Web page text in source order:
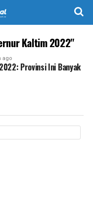
Kaltim 2022"
ago
Provinsi Ini Banyak